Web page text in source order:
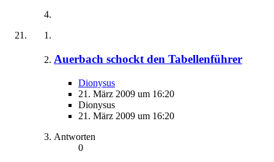
Auerbach schockt den Tabellenführer
Dionysus
21. März 2009 um 16:20
Dionysus
21. März 2009 um 16:20
Antworten
0